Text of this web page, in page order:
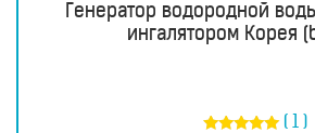
Генератор водородной
ингалятором Корея
( 1 )